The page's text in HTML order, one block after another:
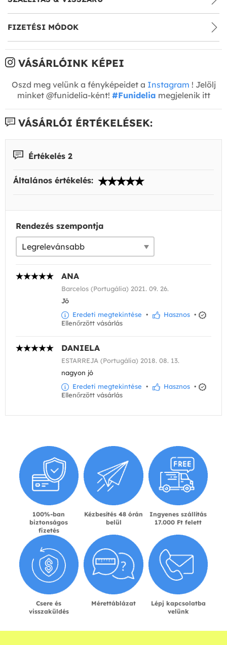
FIZETÉSI MÓDOK
VÁSÁRLÓINK KÉPEI
Oszd meg velünk a fényképeidet a Instagram ! Jelölj
minket @funidelia-ként! #Funidelia megjelenik itt
VÁSÁRLÓI ÉRTÉKELÉSEK:
Értékelés 2
Általános értékelés:
Rendezés szempontja
ANA
Barcelos (Portugália) 2021. 09. 26.
Jó
Eredeti megtekintése • Hasznos •
Ellenőrzött vásárlás
DANIELA
ESTARREJA (Portugália) 2018. 08. 13.
nagyon jó
Eredeti megtekintése • Hasznos •
Ellenőrzött vásárlás
100%-ban
biztonságos
fizetés
Kézbesítés 48 órán
belül
Ingyenes szállítás
17.000 Ft felett
Csere és
visszaküldés
Mérettáblázat
Lépj kapcsolatba
velünk